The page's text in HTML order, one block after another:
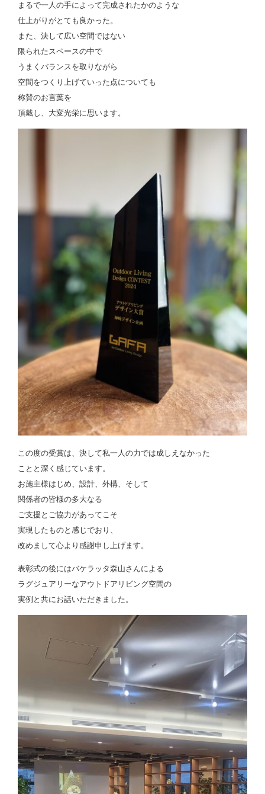
まるで一人の手によって完成されたかのような
仕上がりがとても良かった。
また、決して広い空間ではない
限られたスペースの中で
うまくバランスを取りながら
空間をつくり上げていった点についても
称賛のお言葉を
頂戴し、大変光栄に思います。
この度の受賞は、決して私一人の力では成しえなかった
ことと深く感じています。
お施主様はじめ、設計、外構、そして
関係者の皆様の多大なる
ご支援とご協力があってこそ
実現したものと感じでおり、
改めまして心より感謝申し上げます。
表彰式の後にはバケラッタ森山さんによる
ラグジュアリーなアウトドアリビング空間の
実例と共にお話いただきました。